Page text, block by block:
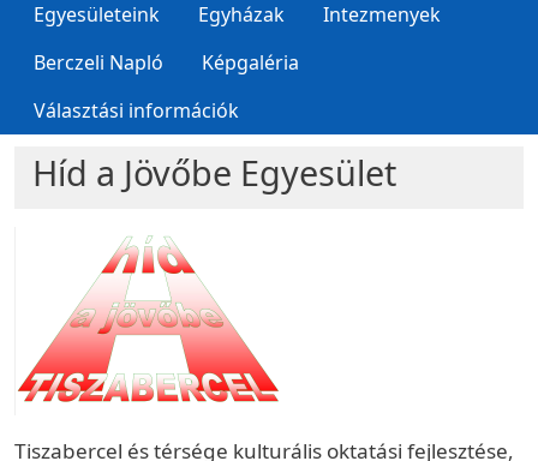
Egyesületeink
Egyházak
Intezmenyek
Berczeli Napló
Képgaléria
Választási információk
Híd a Jövőbe Egyesület
Tiszabercel és térsége kulturális oktatási fejlesztése,